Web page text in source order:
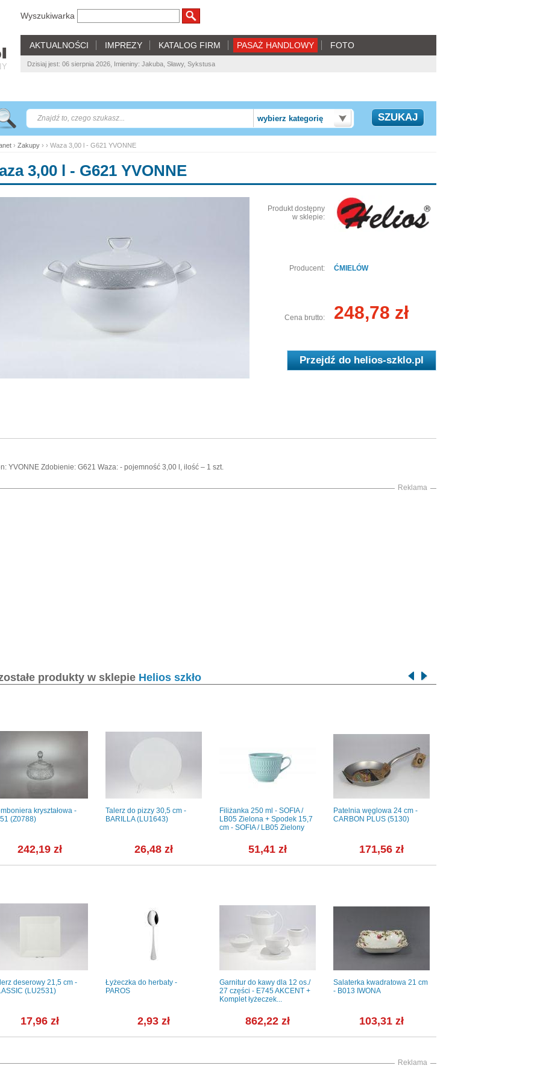
Wyszukiwarka
AKTUALNOŚCI IMPREZY KATALOG FIRM PASAŻ HANDLOWY FOTO
Dzisiaj jest: 06 sierpnia 2026, Imieniny: Jakuba, Sławy, Sykstusa
wybierz kategorię
› Zakupy › › Waza 3,00 l - G621 YVONNE
3,00 l - G621 YVONNE
Produkt dostępny
w sklepie:
Producent: ĆMIELÓW
Cena brutto: 248,78 zł
Przejdź dohelios-szklo.pl
YVONNE Zdobienie: G621 Waza: - pojemność 3,00 l, ilość – 1 szt.
Reklama
produkty w sklepie Helios szkło
kryształowa -
(Z0788)
242,19 zł
Talerz do pizzy 30,5 cm -
BARILLA (LU1643)
26,48 zł
Filiżanka 250 ml - SOFIA /
LB05 Zielona + Spodek 15,7
cm - SOFIA / LB05 Zielony
51,41 zł
Patelnia węglowa 24 cm -
CARBON PLUS (5130)
171,56 zł
deserowy 21,5 cm -
(LU2531)
17,96 zł
Łyżeczka do herbaty -
PAROS
2,93 zł
Garnitur do kawy dla 12 os./
27 części - E745 AKCENT +
Komplet łyżeczek...
862,22 zł
Salaterka kwadratowa 21 cm
- B013 IWONA
103,31 zł
Reklama